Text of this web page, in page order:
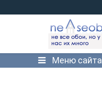
Меню сайта